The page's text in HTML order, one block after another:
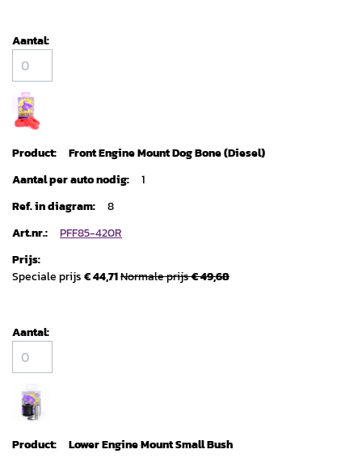
Front Engine Mount Dog Bone (Diesel)
1
8
PFF85-420R
Speciale prijs€ 44,71Normale prijs€ 49,68
Lower Engine Mount Small Bush